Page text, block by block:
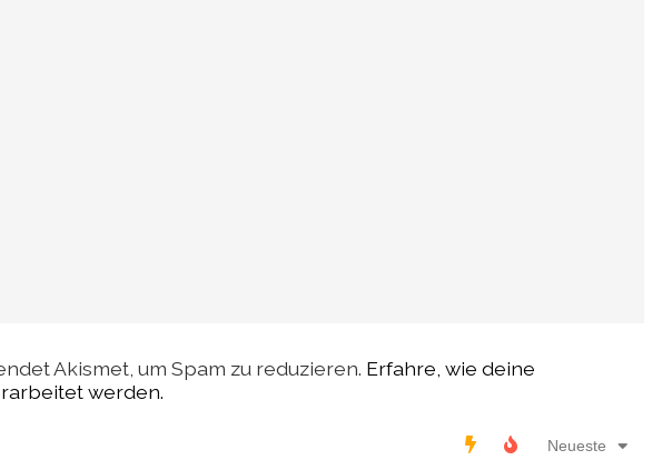
Akismet, um Spam zu reduzieren. Erfahre, wie deine
werden.
Neueste